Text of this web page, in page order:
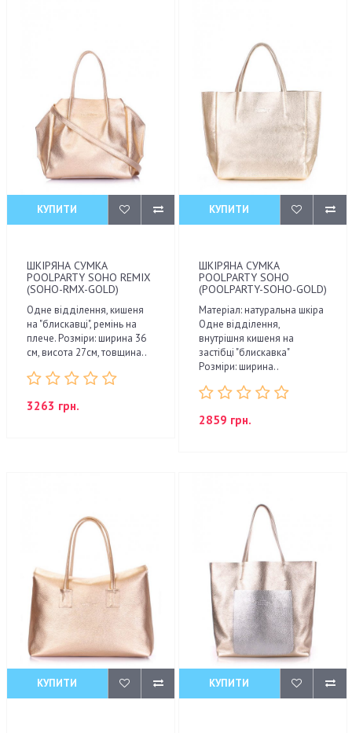
КУПИТИ
ШКІРЯНА СУМКА
POOLPARTY SOHO REMIX
(SOHO-RMX-GOLD)
Одне відділення, кишеня
на "блискавці", ремінь на
плече. Розміри: ширина 36
см, висота 27см, товщина..
3263 грн.
КУПИТИ
ШКІРЯНА СУМКА
POOLPARTY SOHO
(POOLPARTY-SOHO-GOLD)
Матеріал: натуральна шкіра
Одне відділення,
внутрішня кишеня на
застібці "блискавка"
Розміри: ширина..
2859 грн.
КУПИТИ КУПИТИ